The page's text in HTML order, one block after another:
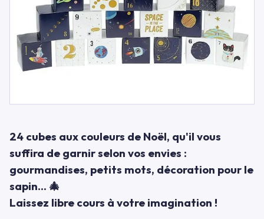
24 cubes aux couleurs de Noël, qu'il vous
suffira de garnir selon vos envies :
gourmandises, petits mots, décoration pour le
sapin... 🎄
Laissez libre cours à votre imagination !